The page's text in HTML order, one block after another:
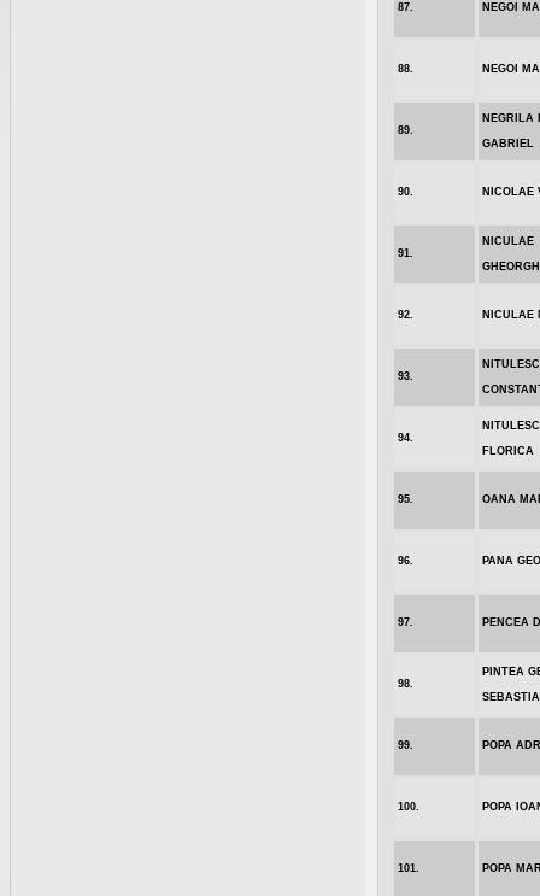
87. NEGOI
88. NEGOI
89.
NEGRILA
GABRIEL
90. NICOLAE
91.
NICULAE
92. NICULAE
93.
94.
FLORICA
95. OANA
96. PANA
97. PENCEA
98.
PINTEA
99. POPA
100. POPA
101. POPA